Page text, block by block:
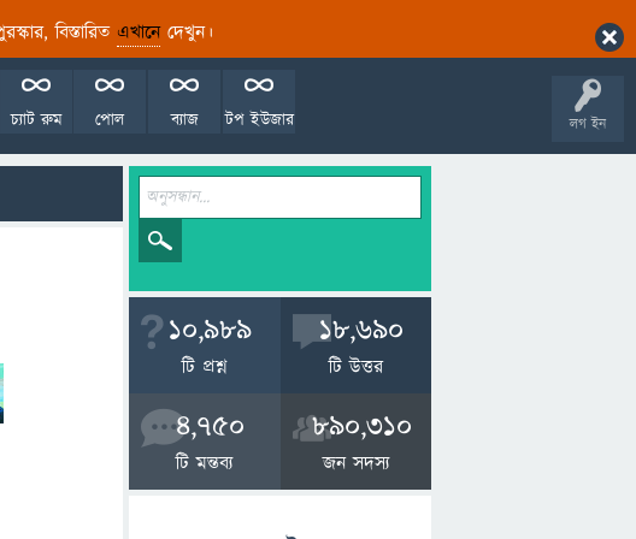
বিস্তারিত এখানেদেখুন।
লগ ইন
টপ ইউজার
ব্যাজ
পোল
চ্যাট রুম
10,989
টি প্রশ্ন
18,690
টি উত্তর
4,750
টি মন্তব্য
890,310
জন সদস্য